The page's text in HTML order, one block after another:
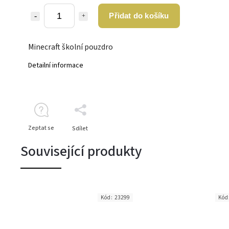
Přidat do košíku
Minecraft školní pouzdro
Detailní informace
Zeptat se Sdílet
Související produkty
Kód: 23299 Kód: